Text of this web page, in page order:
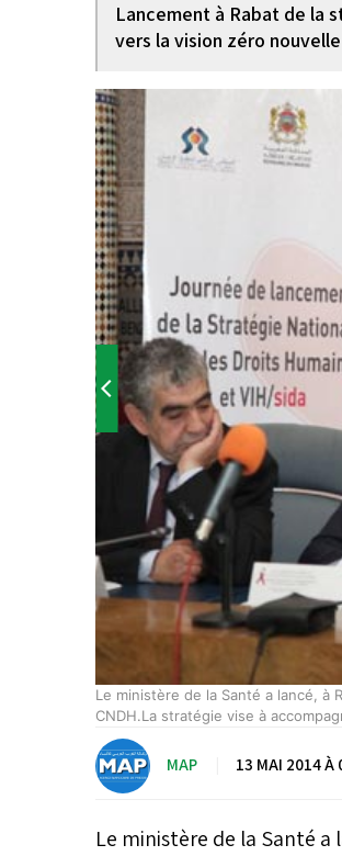
Lancement à Rabat de la
vers la vision zéro
nationale sur les droits humains et le
adopté pour la lutte durant la période 2012-
MAP 13 MAI 2014 À
Le ministère de la Santé